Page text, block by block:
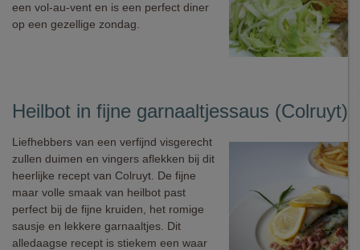
een vol-au-vent en is een perfect diner
op een gezellige zondag.
Heilbot in fijne garnaaltjessaus (Colruyt)
Liefhebbers van een verfijnd visgerecht
zullen duimen en vingers aflekken bij dit
heerlijke recept van Colruyt. De fijne
maar volle smaak van heilbot past
perfect bij de fijne kruiden, het romige
sausje en lekkere garnaaltjes. Dit
alledaagse recept is stiekem een waar